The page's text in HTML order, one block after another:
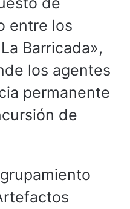
entre los
Barricada»,
los agentes
permanente
de